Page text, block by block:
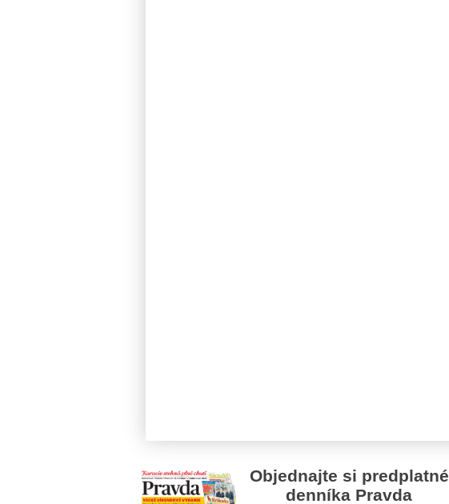
Objednajte si predplatné
denníka Pravda